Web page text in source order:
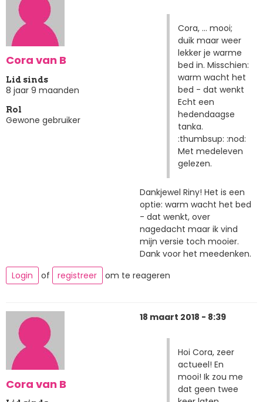
Cora van B
Lid sinds
8 jaar 9 maanden
Rol
Gewone gebruiker
Cora, ... mooi;
duik maar weer
lekker je warme
bed in. Misschien:
warm wacht het
bed - dat wenkt
Echt een
hedendaagse
tanka.
:thumbsup: :nod:
Met medeleven
gelezen.
Dankjewel Riny! Het is een
optie: warm wacht het bed
- dat wenkt, over
nagedacht maar ik vind
mijn versie toch mooier.
Dank voor het meedenken.
Login
of registreer om te reageren
Cora van B
18 maart 2018 - 8:39
Hoi Cora, zeer
actueel! En
mooi! Ik zou me
dat geen twee